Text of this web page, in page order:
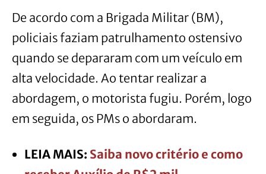
De acordo com a Brigada Militar (BM),
policiais faziam patrulhamento ostensivo
quando se depararam com um veículo em
alta velocidade. Ao tentar realizar a
abordagem, o motorista fugiu. Porém, logo
em seguida, os PMs o abordaram.
LEIA MAIS: Saiba novo critério e como